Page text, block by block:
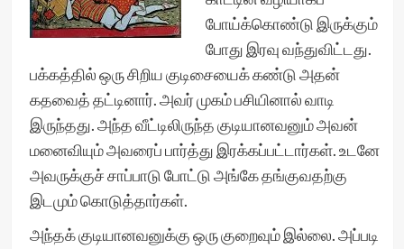
போய்க்கொண்டு இருக்கும்
போது இரவு வந்துவிட்டது.
பக்கத்தில் ஒரு சிறிய குடிசையைக் கண்டு அதன்
கதவைத் தட்டினார். அவர் முகம் பசியினால் வாடி
இருந்தது. அந்த வீட்டிலிருந்த குடியானவனும் அவன்
மனைவியும் அவரைப் பார்த்து இரக்கப்பட்டார்கள். உடனே
அவருக்குச் சாப்பாடு போட்டு அங்கே தங்குவதற்கு
இடமும் கொடுத்தார்கள்.
அந்தக் குடியானவனுக்கு ஒரு குறைவும் இல்லை. அப்படி